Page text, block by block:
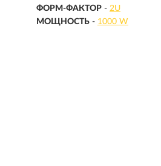
ФОРМ-ФАКТОР - 2U
МОЩНОСТЬ - 1000 W